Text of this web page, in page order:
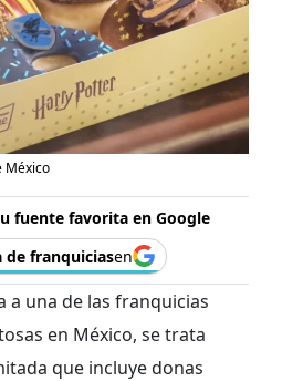
México
fuente favorita en Google
de franquiciasen
a una de las franquicias
en México, se trata
que incluye donas